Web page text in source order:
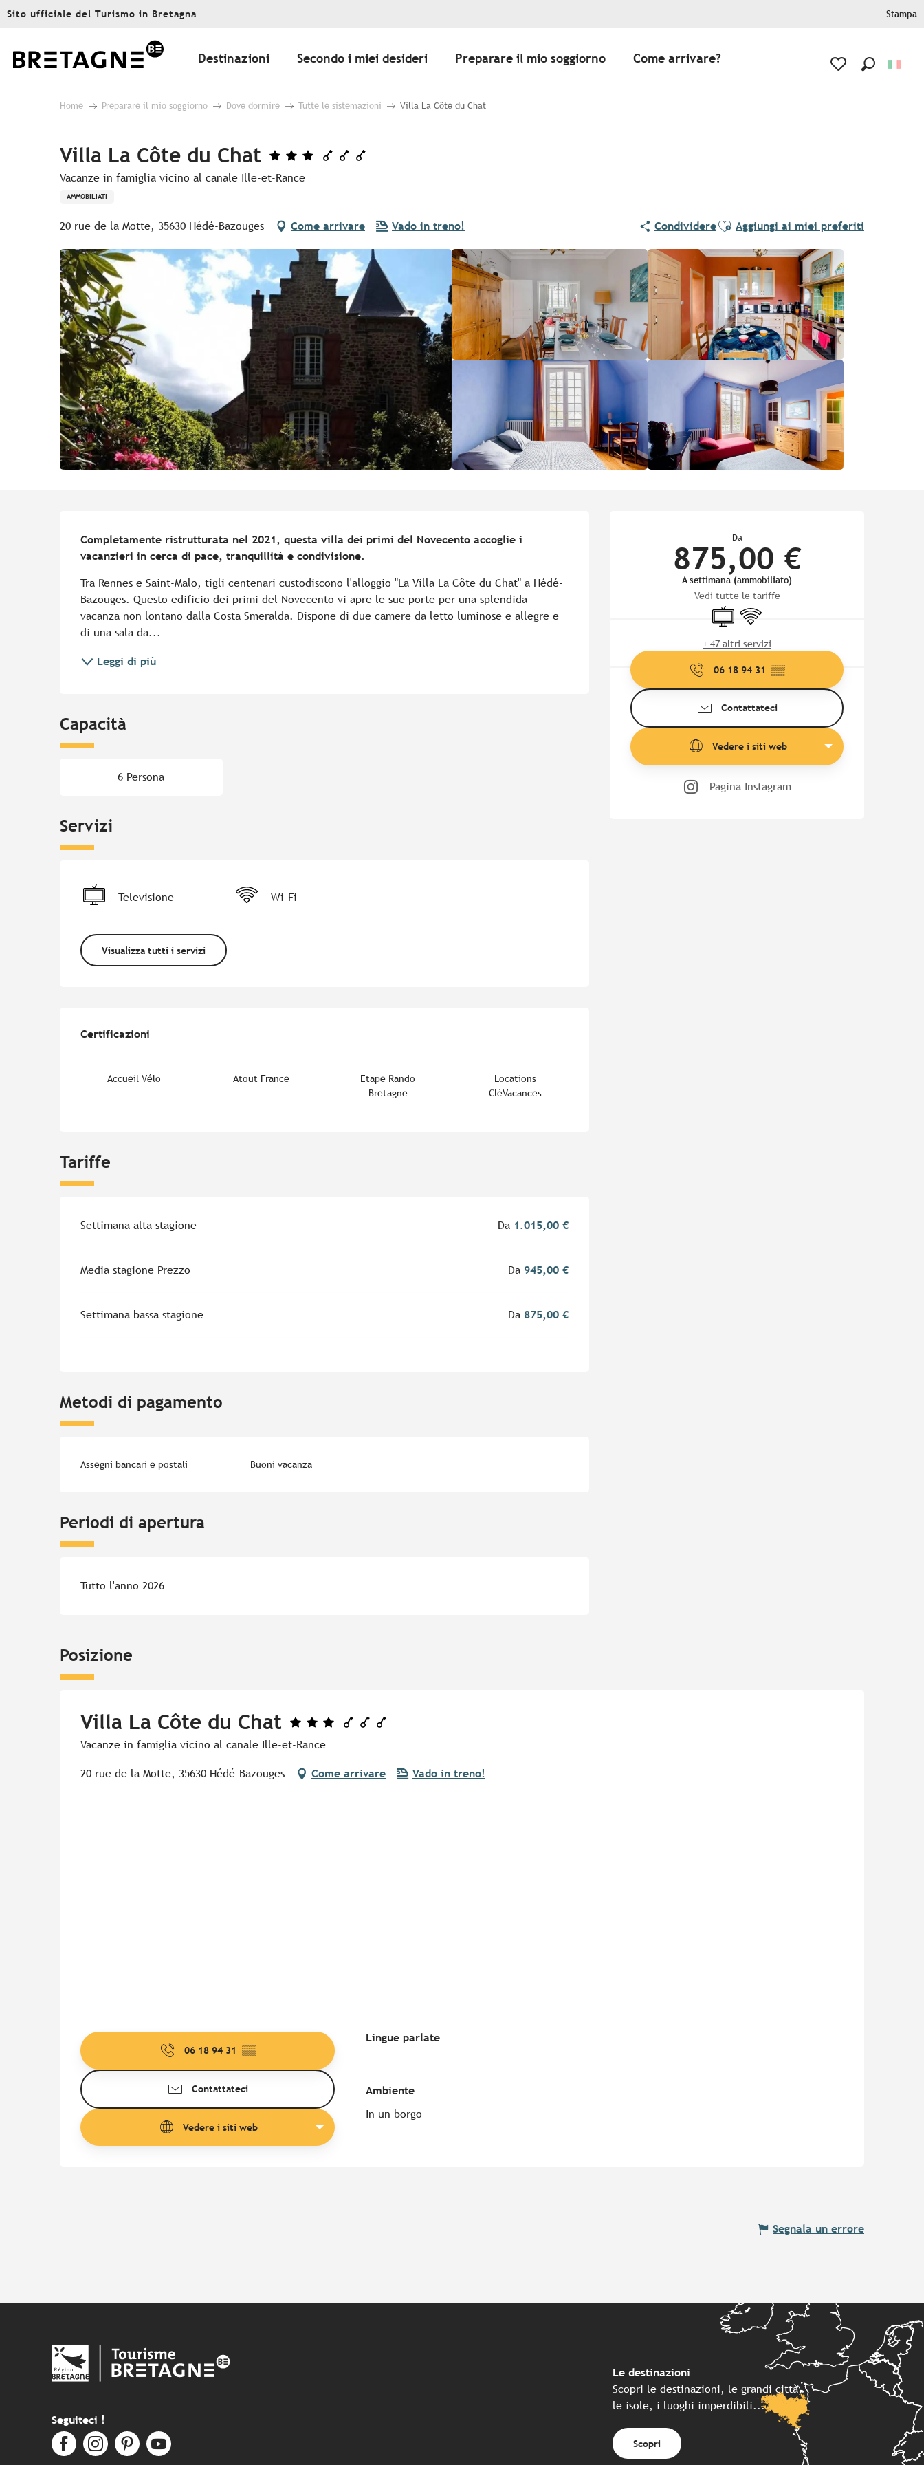
Aller
principal
Sito ufficiale del Turismo in Bretagna Stampa
Destinazioni Secondo i miei desideri Preparare il mio soggiorno Come arrivare?
Home Preparare il mio soggiorno Dove dormire Tutte le sistemazioni Villa La Côte du Chat
Villa La Côte du Chat
Vacanze in famiglia vicino al canale Ille-et-Rance
AMMOBILIATI
20 rue de la Motte, 35630 Hédé-Bazouges Come arrivare Vado in treno! CondividereAjouter aux favoris
Aggiungi ai miei preferiti
Da
875,00 €
A settimana (ammobiliato)
Vedi tutte le tariffe
Televisione
Wi-Fi
+ 47 altri servizi
06 18 94 31 ▒▒
Contattateci
Vedere i siti web
Pagina Instagram
Completamente ristrutturata nel 2021, questa villa dei primi del Novecento accoglie i
vacanzieri in cerca di pace, tranquillità e condivisione.
Tra Rennes e Saint-Malo, tigli centenari custodiscono l'alloggio "La Villa La Côte du Chat" a Hédé-
Bazouges. Questo edificio dei primi del Novecento vi apre le sue porte per una splendida
vacanza non lontano dalla Costa Smeralda. Dispone di due camere da letto luminose e allegre e
di una sala da...
Leggi di più
Capacità
6 Persona
Servizi
Televisione Wi-Fi
Visualizza tutti i servizi
Certificazioni
Certificazioni
Accueil Vélo Atout France
Etape Rando
Bretagne
Locations
CléVacances
Tariffe
Tariffe 2026
Settimana alta stagione Da 1.015,00 €
Media stagione Prezzo Da 945,00 €
Settimana bassa stagione Da 875,00 €
Metodi di pagamento
Assegni bancari e postali Buoni vacanza
Periodi di apertura
Tutto l'anno 2026
Posizione
Villa La Côte du Chat
Vacanze in famiglia vicino al canale Ille-et-Rance
20 rue de la Motte, 35630 Hédé-Bazouges Come arrivare Vado in treno!
06 18 94 31 ▒▒
Contattateci
Vedere i siti web
Lingue parlate
Lingue parlate
Ambiente
Ambiente
In un borgo
Segnala un errore
Seguiteci !
Le destinazioni
Scopri le destinazioni, le grandi città,
le isole, i luoghi imperdibili...
Scopri